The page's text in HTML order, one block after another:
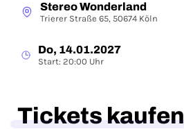
Stereo Wonderland
Trierer Straße 65, 50674 Köln
Do, 14.01.2027
Start: 20:00 Uhr
Tickets kaufen